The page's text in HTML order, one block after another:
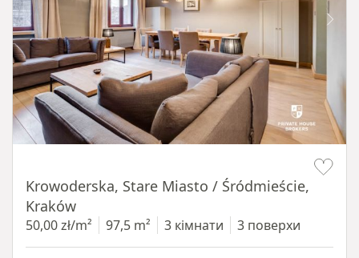
Krowoderska, Stare Miasto / Śródmieście,
Kraków
50,00 zł/m² 97,5 m² 3 кімнати 3 поверхи